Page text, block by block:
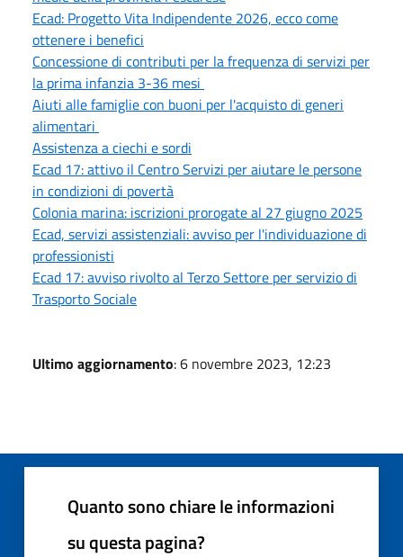
Ecad: Progetto Vita Indipendente 2026, ecco come
ottenere i benefici
Concessione di contributi per la frequenza di servizi per
la prima infanzia 3-36 mesi
Aiuti alle famiglie con buoni per l'acquisto di generi
alimentari
Assistenza a ciechi e sordi
Ecad 17: attivo il Centro Servizi per aiutare le persone
in condizioni di povertà
Colonia marina: iscrizioni prorogate al 27 giugno 2025
Ecad, servizi assistenziali: avviso per l'individuazione di
professionisti
Ecad 17: avviso rivolto al Terzo Settore per servizio di
Trasporto Sociale
Ultimo aggiornamento: 6 novembre 2023, 12:23
Quanto sono chiare le informazioni
su questa pagina?